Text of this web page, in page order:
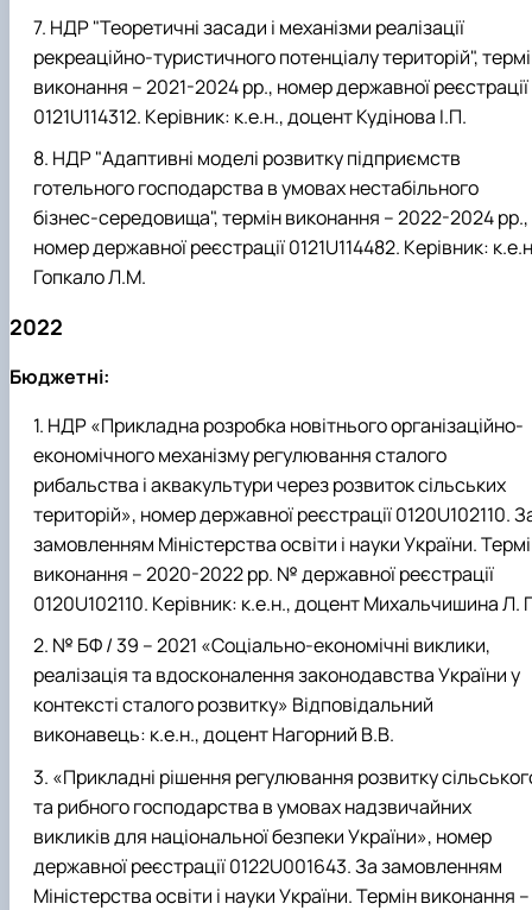
НДР "Теоретичні засади і механізми реалізації
рекреаційно-туристичного потенціалу територій",
виконання – 2021-2024 рр., номер державної реєстрації
0121U114312. Керівник: к.е.н., доцент Кудінова І.П.
НДР "Адаптивні моделі розвитку підприємств
готельного господарства в умовах нестабільного
бізнес-середовища", термін виконання – 2022-2024 рр.,
номер державної реєстрації 0121U114482. Керівник:
Гопкало Л.М.
2022
Бюджетні:
НДР «Прикладна розробка новітнього організаційно-
економічного механізму регулювання сталого
рибальства і аквакультури через розвиток сільських
територій», номер державної реєстрації 0120U102110.
замовленням Міністерства освіти і науки України.
виконання – 2020-2022 рр. № державної реєстрації
0120U102110. Керівник: к.е.н., доцент Михальчишина Л.
№ БФ / 39 – 2021 «Соціально-економічні виклики,
реалізація та вдосконалення законодавства України у
контексті сталого розвитку» Відповідальний
виконавець: к.е.н., доцент Нагорний В.В.
«Прикладні рішення регулювання розвитку
та рибного господарства в умовах надзвичайних
викликів для національної безпеки України», номер
державної реєстрації 0122U001643. За замовленням
Міністерства освіти і науки України. Термін виконання –